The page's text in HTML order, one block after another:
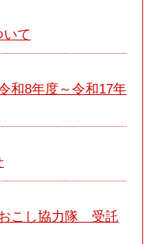
て
和8年度～令和17年
こし協力隊 受託